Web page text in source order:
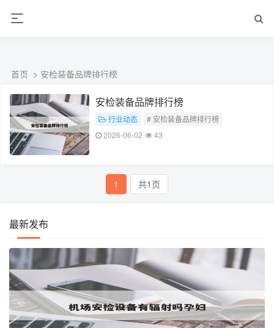
销售公司
首页 > 安检装备品牌排行榜
安检装备品牌排行榜
行业动态
# 安检装备品牌排行榜
2026-06-02
43
1 共1页
最新发布